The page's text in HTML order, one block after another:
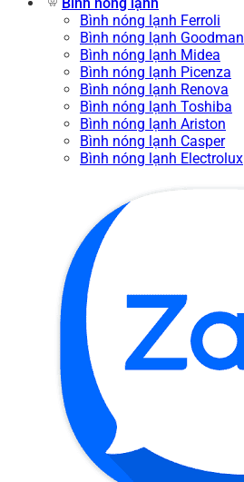
Bình nóng lạnh Ferroli
Bình nóng lạnh Goodman
Bình nóng lạnh Midea
Bình nóng lạnh Picenza
Bình nóng lạnh Renova
Bình nóng lạnh Toshiba
Bình nóng lạnh Ariston
Bình nóng lạnh Casper
Bình nóng lạnh Electrolux